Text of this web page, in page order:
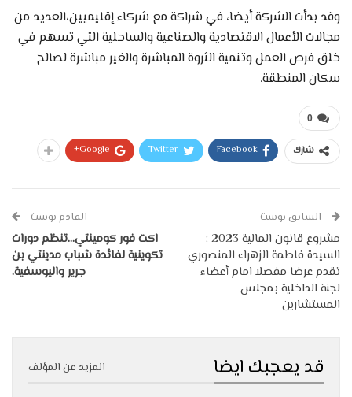
وقد بدأت الشركة أيضا، في شراكة مع شركاء إقليميين،العديد من
مجالات الأعمال الاقتصادية والصناعية والساحلية التي تسهم في
خلق فرص العمل وتنمية الثروة المباشرة والغير مباشرة لصالح
سكان المنطقة.
0
شارك Facebook
Twitter
Google+
السابق بوست
مشروع قانون المالية 2023 :
السيدة فاطمة الزهراء المنصوري
تقدم عرضا مفصلا امام أعضاء
لجنة الداخلية بمجلس
المستشارين
القادم بوست
اكت فور كومينتي…تنظم دورات
تكوينية لفائدة شباب مدينتي بن
جرير واليوسفية.
قد يعجبك ايضا المزيد عن المؤلف